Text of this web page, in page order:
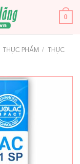
0
THỰC PHẨM / THỰC